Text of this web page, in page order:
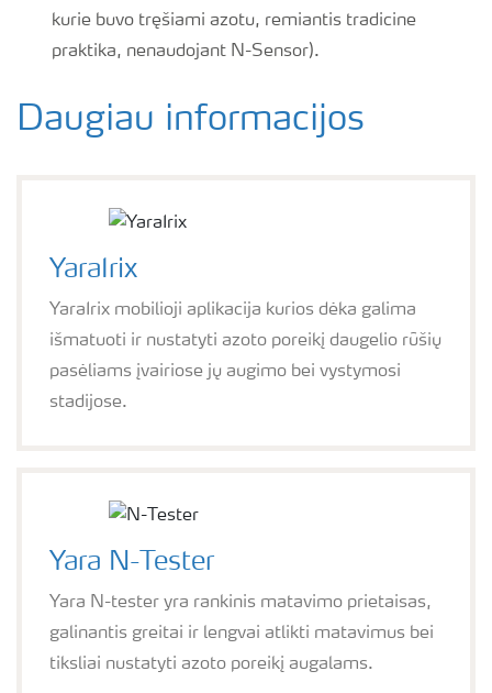
kurie buvo tręšiami azotu, remiantis tradicine
praktika, nenaudojant N-Sensor).
Daugiau informacijos
YaraIrix
YaraIrix mobilioji aplikacija kurios dėka galima
išmatuoti ir nustatyti azoto poreikį daugelio rūšių
pasėliams įvairiose jų augimo bei vystymosi
stadijose.
Yara N-Tester
Yara N-tester yra rankinis matavimo prietaisas,
galinantis greitai ir lengvai atlikti matavimus bei
tiksliai nustatyti azoto poreikį augalams.